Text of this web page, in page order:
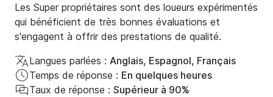
Les Super propriétaires sont des loueurs expérimentés
qui bénéficient de très bonnes évaluations et
s'engagent à offrir des prestations de qualité.
Langues parlées : Anglais, Espagnol, Français
Temps de réponse : En quelques heures
Taux de réponse : Supérieur à 90%